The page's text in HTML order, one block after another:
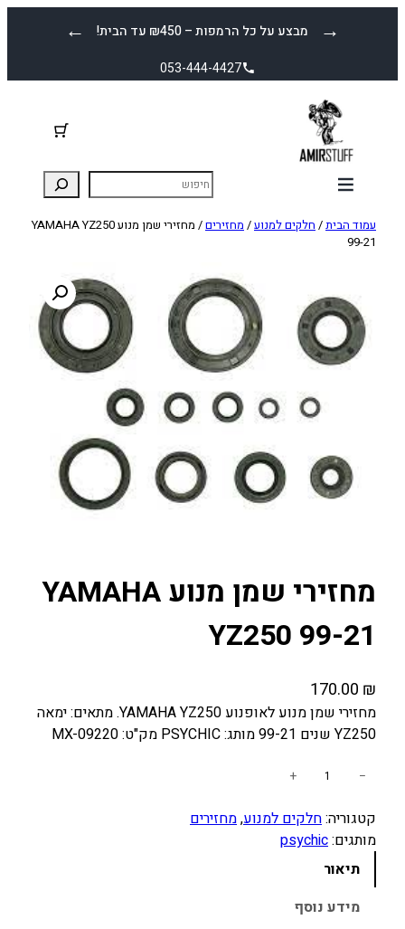
← מבצע על כל הרמפות – ₪450 עד הבית! →
053-444-4427
עמוד הבית/ חלקים למנוע/ מחזירים
/ מחזירי שמן מנוע YAMAHA YZ250
99-21
מחזירי שמן מנוע YAMAHA
YZ250 99-21
170.00 ₪
מחזירי שמן מנוע לאופנוע YAMAHA YZ250. מתאים: ימאה
YZ250 שנים 99-21 מותג: PSYCHIC מק"ט: MX-09220
ו
ת
ל
−
+
קטגוריה:חלקים למנוע, מחזירים
מותגים:psychic
תיאור
מידע נוסף